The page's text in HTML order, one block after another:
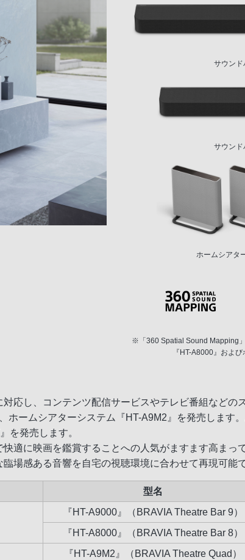
サウンド
サウンド
ホームシアタ
※「360 Spatial Sound Mapping
『HT-A8000』およ
応し、コンテンツ配信サービスやテレビ番組など
ホームシアターシステム『HT-A9M2』を発売します
を発売します。
適に映画を鑑賞することへの人気がますます高ま
場感ある音響を自宅の視聴環境に合わせて再現可能で
型名
『HT-A9000』（BRAVIA Theatre Bar 9）
『HT-A8000』（BRAVIA Theatre Bar 8）
『HT-A9M2』（BRAVIA Theatre Quad）